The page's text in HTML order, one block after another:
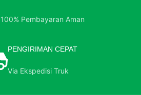
100% Pembayaran Aman
PENGIRIMAN CEPAT
Via Ekspedisi Truk